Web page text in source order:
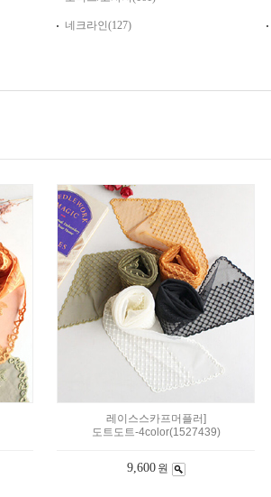
네크라인(127)
레이스스카프머플러]
도트도트-4color(1527439)
9,600 원